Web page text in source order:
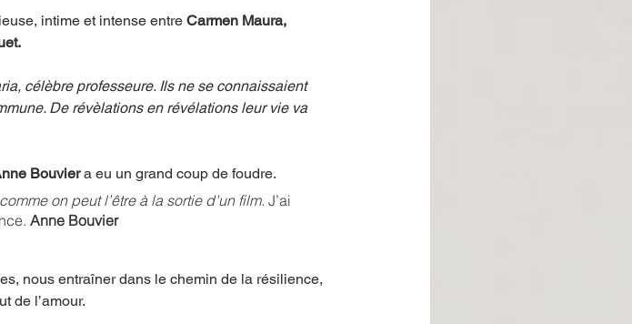
intime et intense entre Carmen Maura,
célèbre professeure. Ils ne se connaissaient
De révèlations en révélations leur vie va
Bouvier a eu un grand coup de foudre.
on peut l’être à la sortie d’un film. J’ai
Anne Bouvier
nous entraîner dans le chemin de la résilience,
de l’amour.